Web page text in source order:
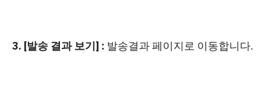
3. [발송 결과 보기] : 발송결과 페이지로 이동합니다.